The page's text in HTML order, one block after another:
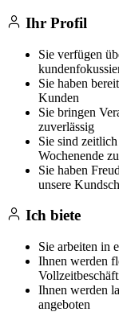
Ihr Profil
Sie verfügen
Sie haben
Kunden
Sie bringen
zuverlässig
Sie sind
Wochenende
Sie haben
unsere
Ich biete
Sie arbeiten in
Ihnen werden
Ihnen werden
angeboten